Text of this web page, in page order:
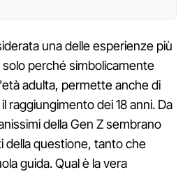
una delle esperienze più
perché simbolicamente
adulta, permette anche di
raggiungimento dei 18 anni. Da
della Gen Z sembrano
della questione, tanto che
guida. Qual è la vera